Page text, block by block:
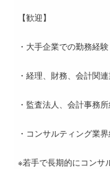
【歓迎】
・大手企業での勤務経験
・経理、財務、会計関
・監査法人、会計事務
・コンサルティング業
※若手で長期的にコンサ